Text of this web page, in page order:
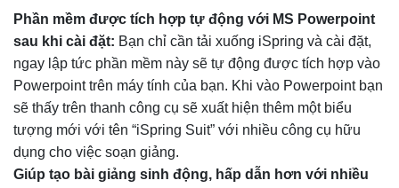
Phần mềm được tích hợp tự động với MS Powerpoint
sau khi cài đặt: Bạn chỉ cần tải xuống iSpring và cài đặt,
ngay lập tức phần mềm này sẽ tự động được tích hợp vào
Powerpoint trên máy tính của bạn. Khi vào Powerpoint bạn
sẽ thấy trên thanh công cụ sẽ xuất hiện thêm một biểu
tượng mới với tên “iSpring Suit” với nhiều công cụ hữu
dụng cho việc soạn giảng.
Giúp tạo bài giảng sinh động, hấp dẫn hơn với nhiều